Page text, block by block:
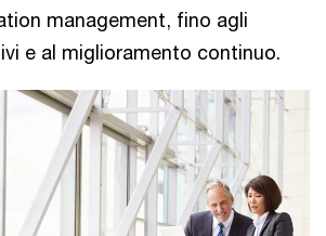
management, fino agli
e al miglioramento continuo.